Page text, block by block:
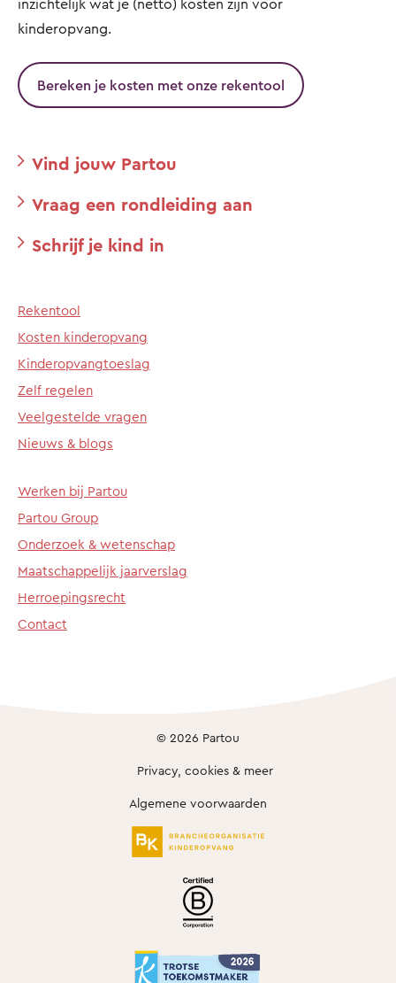
inzichtelijk wat je (netto) kosten zijn voor
kinderopvang.
Bereken je kosten met onze rekentool
Vind jouw Partou
Vraag een rondleiding aan
Schrijf je kind in
Rekentool
Kosten kinderopvang
Kinderopvangtoeslag
Zelf regelen
Veelgestelde vragen
Nieuws & blogs
Werken bij Partou
Partou Group
Onderzoek & wetenschap
Maatschappelijk jaarverslag
Herroepingsrecht
Contact
© 2026 Partou
Privacy, cookies & meer
Algemene voorwaarden